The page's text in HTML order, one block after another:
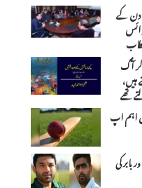
دن کے
آگ
تھے
اہم اپ
کی